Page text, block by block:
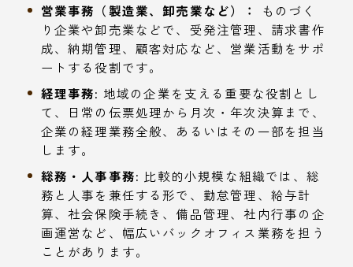
営業事務（製造業、卸売業など）：
ものづく
り企業や卸売業などで、受発注管理、請求書作
成、納期管理、顧客対応など、営業活動をサポ
ートする役割です。
経理事務: 地域の企業を支える重要な役割とし
て、日常の伝票処理から月次・年次決算まで、
企業の経理業務全般、あるいはその一部を担当
します。
総務・人事事務: 比較的小規模な組織では、総
務と人事を兼任する形で、勤怠管理、給与計
算、社会保険手続き、備品管理、社内行事の企
画運営など、幅広いバックオフィス業務を担う
ことがあります。